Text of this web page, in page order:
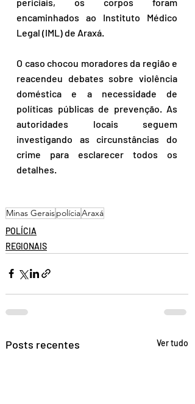
encaminhados ao Instituto Médico
Legal (IML) de Araxá.
O caso chocou moradores da região e
reacendeu debates sobre violência
doméstica e a necessidade de
políticas públicas de prevenção. As
autoridades locais seguem
investigando as circunstâncias do
crime para esclarecer todos os
detalhes.
Minas GeraispolíciaAraxá
POLÍCIA
REGIONAIS
Posts recentes Ver tudo